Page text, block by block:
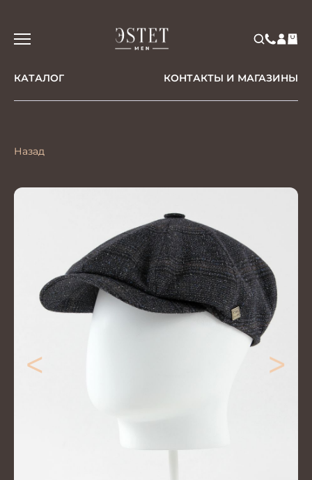
КАТАЛОГ КОНТАКТЫ И МАГАЗИНЫ
Назад
< >